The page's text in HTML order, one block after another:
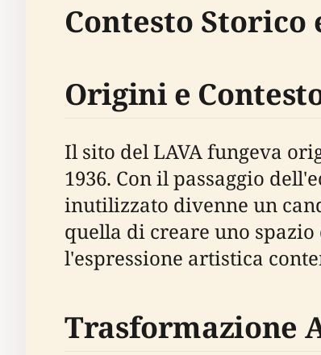
Contesto
Origini e
Il sito del LAVA fungeva
1936. Con il passaggio
inutilizzato divenne un
quella di creare uno
l'espressione artistica
Trasformazione